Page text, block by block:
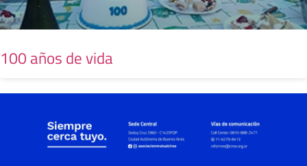
100 años de vida